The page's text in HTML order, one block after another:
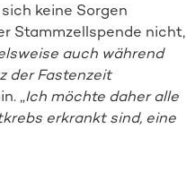
keine Sorgen
Stammzellspende nicht,
auch während
der Fastenzeit
„Ich möchte daher alle
erkrankt sind, eine